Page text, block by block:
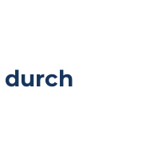
durch